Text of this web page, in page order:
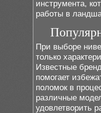
инструмента,
работы в
При выборе
только
Известные
помогает
поломок в
различные
удовлетворить